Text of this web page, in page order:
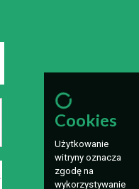
Cookies
Użytkowanie
witryny oznacza
zgodę na
wykorzystywanie